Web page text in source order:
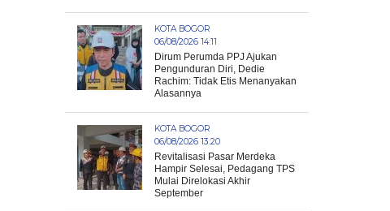
KOTA BOGOR
06/08/2026 14:11
Dirum Perumda PPJ Ajukan
Pengunduran Diri, Dedie
Rachim: Tidak Etis Menanyakan
Alasannya
KOTA BOGOR
06/08/2026 13:20
Revitalisasi Pasar Merdeka
Hampir Selesai, Pedagang TPS
Mulai Direlokasi Akhir
September